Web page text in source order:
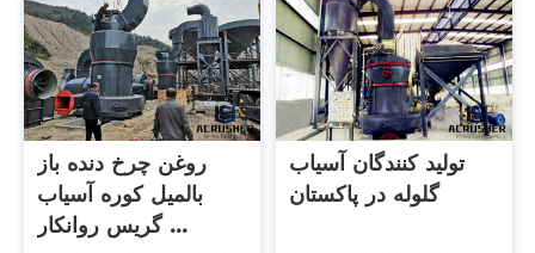
روغن چرخ دنده باز
بالمیل کوره آسیاب
گریس روانکار ...
تولید کنندگان آسیاب
گلوله در پاکستان